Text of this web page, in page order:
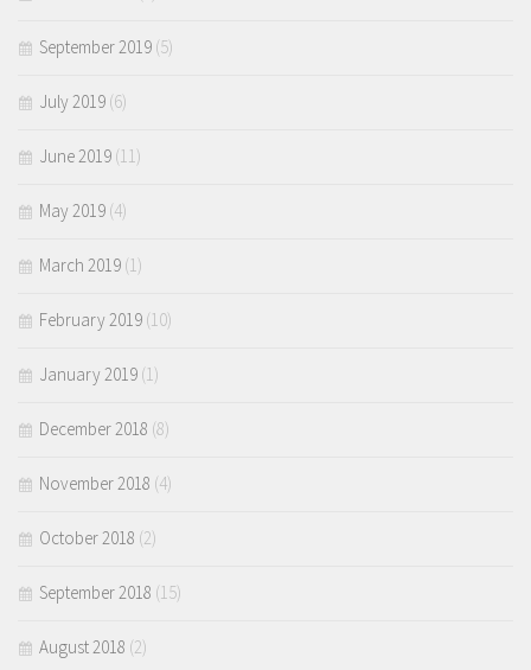
September 2019 (5)
July 2019 (6)
June 2019 (11)
May 2019 (4)
March 2019 (1)
February 2019 (10)
January 2019 (1)
December 2018 (8)
November 2018 (4)
October 2018 (2)
September 2018 (15)
August 2018 (2)